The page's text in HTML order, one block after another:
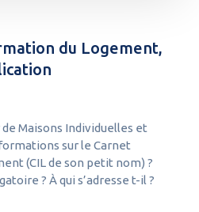
du Logement,
Maisons Individuelles et
sur le Carnet
(CIL de son petit nom) ?
? À qui s’adresse t-il ?